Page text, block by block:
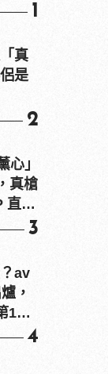
1
真
是
2
心」
真槍
直接
3
av
，
1名
4